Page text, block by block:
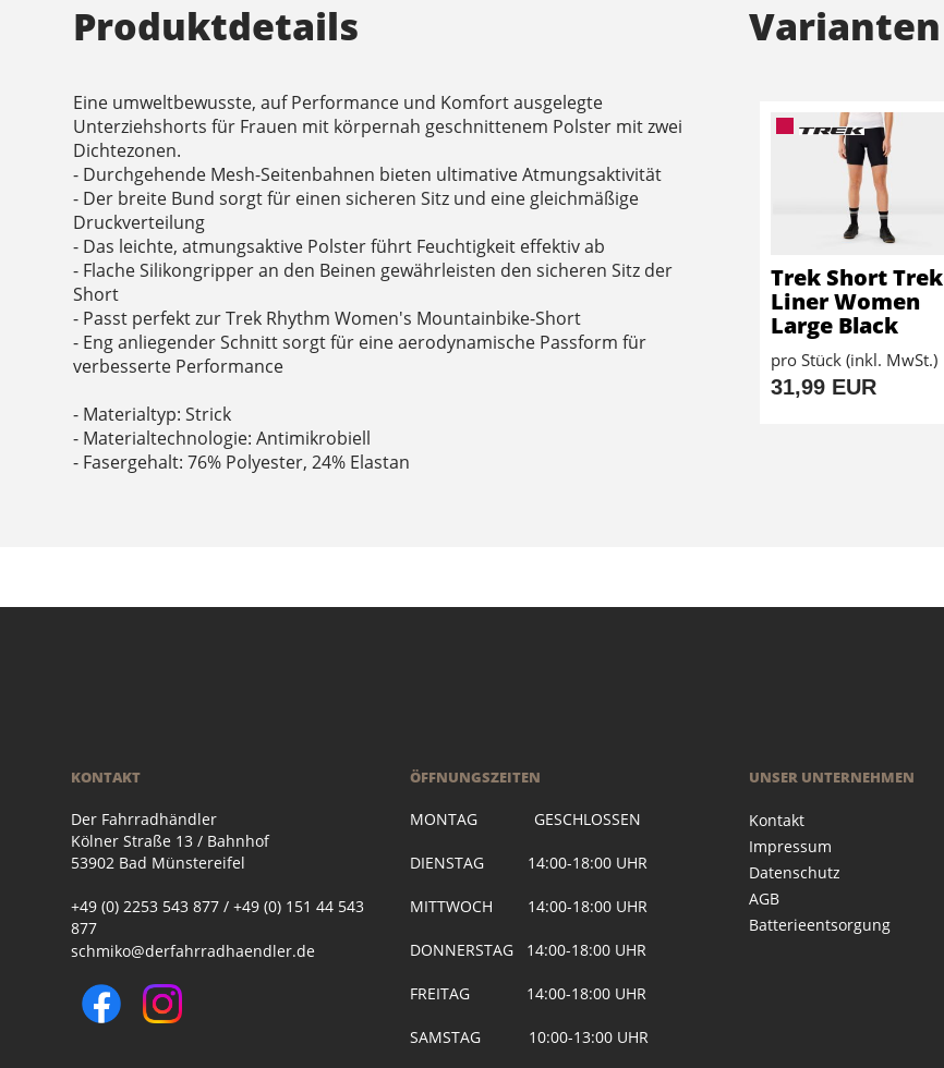
Produktdetails
Eine umweltbewusste, auf Performance und Komfort ausgelegte
Unterziehshorts für Frauen mit körpernah geschnittenem Polster mit zwei
Dichtezonen.
- Durchgehende Mesh-Seitenbahnen bieten ultimative Atmungsaktivität
- Der breite Bund sorgt für einen sicheren Sitz und eine gleichmäßige
Druckverteilung
- Das leichte, atmungsaktive Polster führt Feuchtigkeit effektiv ab
- Flache Silikongripper an den Beinen gewährleisten den sicheren Sitz der
Short
- Passt perfekt zur Trek Rhythm Women's Mountainbike-Short
- Eng anliegender Schnitt sorgt für eine aerodynamische Passform für
verbesserte Performance
- Materialtyp: Strick
- Materialtechnologie: Antimikrobiell
- Fasergehalt: 76% Polyester, 24% Elastan
Varianten
Trek Short Trek
Liner Women
Large Black
pro Stück (inkl. MwSt.)
31,99 EUR
KONTAKT
Der Fahrradhändler
Kölner Straße 13 / Bahnhof
53902 Bad Münstereifel
+49 (0) 2253 543 877 / +49 (0) 151 44 543
877
schmiko@derfahrradhaendler.de
ÖFFNUNGSZEITEN
MONTAG GESCHLOSSEN
DIENSTAG 14:00-18:00 UHR
MITTWOCH 14:00-18:00 UHR
DONNERSTAG 14:00-18:00 UHR
FREITAG 14:00-18:00 UHR
SAMSTAG 10:00-13:00 UHR
UNSER UNTERNEHMEN
Kontakt
Impressum
Datenschutz
AGB
Batterieentsorgung